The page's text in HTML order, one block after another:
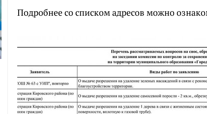
Подробнее со списком адресов можно